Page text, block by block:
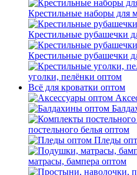
Крестильные наборы для
Крестильные рубашечки
Крестильные рубашечки
уголки, пелёнки оптом
Всё для кроватки оптом
постельного белья оптом
Пледы
матрасы, бампера оптом